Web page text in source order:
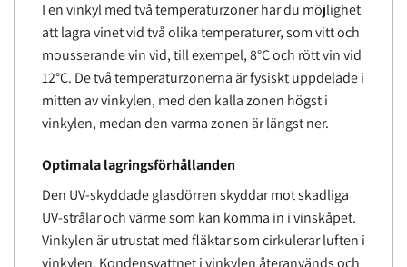
I en vinkyl med två temperaturzoner har du möjlighet
att lagra vinet vid två olika temperaturer, som vitt och
mousserande vin vid, till exempel, 8°C och rött vin vid
12°C. De två temperaturzonerna är fysiskt uppdelade i
mitten av vinkylen, med den kalla zonen högst i
vinkylen, medan den varma zonen är längst ner.
Optimala lagringsförhållanden
Den UV-skyddade glasdörren skyddar mot skadliga
UV-strålar och värme som kan komma in i vinskåpet.
Vinkylen är utrustat med fläktar som cirkulerar luften i
vinkylen. Kondensvattnet i vinkylen återanvänds och